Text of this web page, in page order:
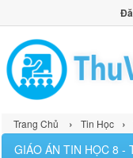
Trang Chủ › Tin Học ›
GIÁO ÁN TIN HỌC 8 -